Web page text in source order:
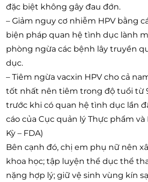
đặc biệt không gây đau đớn.
– Giảm nguy cơ nhiễm HPV bằng
biện pháp quan hệ tình dục lành
phòng ngừa các bệnh lây truyền
dục.
– Tiêm ngừa vacxin HPV cho cả
tốt nhất nên tiêm trong độ tuổi từ
trước khi có quan hệ tình dục lần
cáo của Cục quản lý Thực phẩm
Kỳ – FDA)
Bên cạnh đó, chị em phụ nữ nên
khoa học; tập luyện thể dục thể
nặng hợp lý; giữ vệ sinh vùng kín